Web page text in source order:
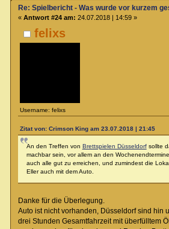
felixs
Username: felixs
Re: Spielbericht - Was wurde vor kurzem
« Antwort #24 am: 24.07.2018 | 14:59 »
Zitat von: Crimson King am 23.07.2018 | 21:45
An den Treffen von Brettspielen Düsseldorfsollte
machbar sein, vor allem an den
auch alle gut zu erreichen, und zumindest die
Eller auch mit dem Auto.
Danke für die Überlegung.
Auto ist nicht vorhanden, Düsseldorf sind hin
drei Stunden Gesamtfahrzeit mit überfülltem